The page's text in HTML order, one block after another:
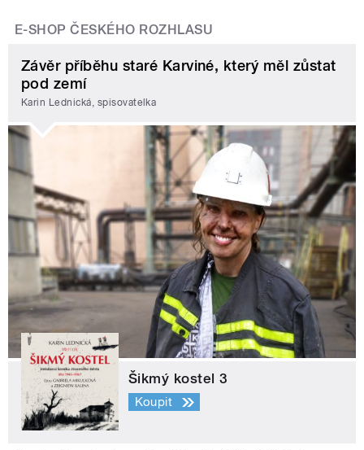
E-SHOP ČESKÉHO ROZHLASU
Závěr příběhu staré Karviné, který měl zůstat
pod zemí
Karin Lednická, spisovatelka
Šikmý kostel 3
Koupit